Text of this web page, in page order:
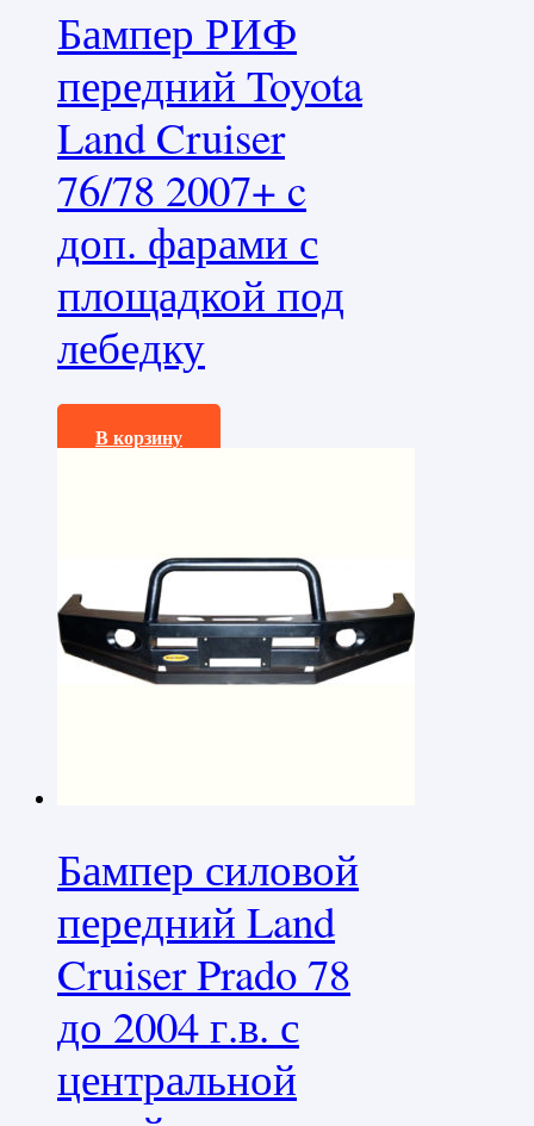
Бампер РИФ
передний Toyota
Land Cruiser
76/78 2007+ c
доп. фарами с
площадкой под
лебедку
61450,0₽
В корзину
Бампер силовой
передний Land
Cruiser Prado 78
до 2004 г.в. с
центральной